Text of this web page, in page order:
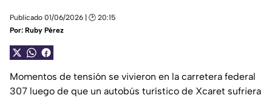
Publicado 01/06/2026 | 🕑 20:15
Por: Ruby Pérez
Momentos de tensión se vivieron en la carretera federal
307 luego de que un autobús turístico de Xcaret sufriera